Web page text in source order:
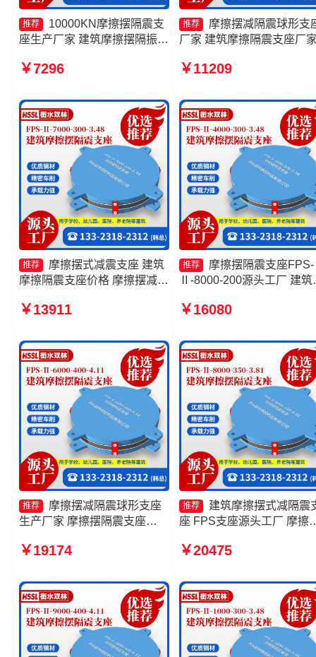
推荐
10000KN摩擦摆隔震支
座生产厂家 建筑摩擦摆隔振支
FJZQZ9000GD源头工厂 建筑
￥7296
推荐
摩擦摆减隔震球形支
厂家 建筑摩擦隔震支座厂
摆支座厂家
￥11209
推荐
摩擦摆式减震支座 建筑
摩擦隔震支座价格 摩擦摆减隔
II-15000源头工厂
￥13911
推荐
摩擦摆隔震支座FPS-
Ⅱ-8000-200源头工厂 建筑
摩擦隔震支座生产厂家一
家
￥16080
推荐
摩擦摆减隔震球形支座
生产厂家 摩擦摆隔震支座
擦摆式橡胶隔震支座 建筑摩擦
￥19174
推荐
建筑摩擦摆式减隔震
座 FPS支座源头工厂 摩擦
3.48 建筑摩擦摆式减震支
￥20475